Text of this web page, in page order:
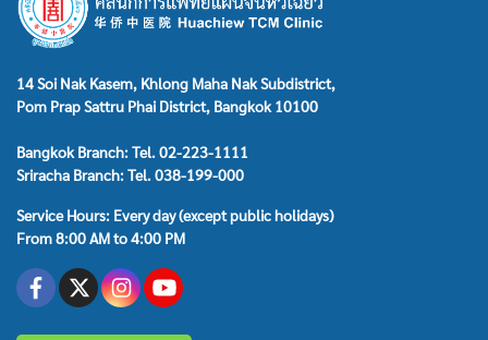
14 Soi Nak Kasem, Khlong Maha Nak Subdistrict,
Pom Prap Sattru Phai District, Bangkok 10100
Bangkok Branch: Tel. 02-223-1111
Sriracha Branch: Tel. 038-199-000
Service Hours: Every day (except public holidays)
From 8:00 AM to 4:00 PM